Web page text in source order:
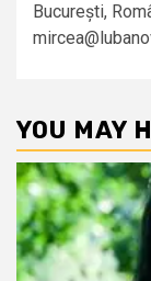
București,
YOU MAY